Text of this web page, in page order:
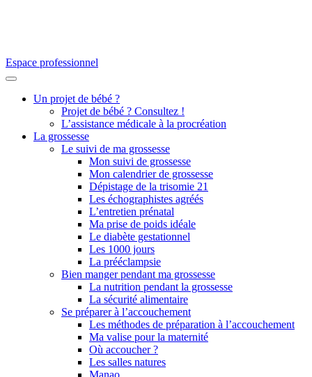
Espace professionnel
Un projet de bébé ?
Projet de bébé ? Consultez !
L’assistance médicale à la procréation
La grossesse
Le suivi de ma grossesse
Mon suivi de grossesse
Mon calendrier de grossesse
Dépistage de la trisomie 21
Les échographistes agréés
L’entretien prénatal
Ma prise de poids idéale
Le diabète gestationnel
Les 1000 jours
La prééclampsie
Bien manger pendant ma grossesse
La nutrition pendant la grossesse
La sécurité alimentaire
Se préparer à l’accouchement
Les méthodes de préparation à l’accouchement
Ma valise pour la maternité
Où accoucher ?
Les salles natures
Manao